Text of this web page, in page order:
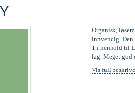
Organisk,
innvendig. Den
1 i henhold til
lag. Meget god
Vis full